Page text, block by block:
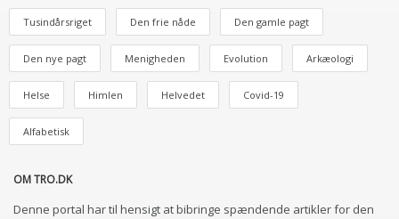
Tusindårsriget Den frie nåde Den gamle pagt
Den nye pagt Menigheden Evolution Arkæologi
Helse Himlen Helvedet Covid-19
Alfabetisk
OM TRO.DK
Denne portal har til hensigt at bibringe spændende artikler for den